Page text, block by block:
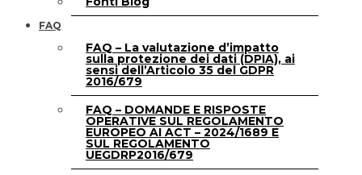
FAQ
FAQ – La valutazione d’impatto
sulla protezione dei dati (DPIA), ai
sensi dell’Articolo 35 del GDPR
2016/679
FAQ – DOMANDE E RISPOSTE
OPERATIVE SUL REGOLAMENTO
EUROPEO AI ACT – 2024/1689 E
SUL REGOLAMENTO
UEGDRP2016/679